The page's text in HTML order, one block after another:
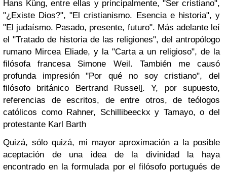
Hans Küng, entre ellas y principalmente, "Ser cristiano",
"¿Existe Dios?","El cristianismo. Esencia e historia", y
"El judaísmo. Pasado, presente, futuro". Más adelante leí
el "Tratado de historia de las religiones", del antropólogo
rumano Mircea Eliade, y la "Carta a un religioso", de la
filósofa francesa Simone Weil. También me causó
profunda impresión"Por qué no soy cristiano", del
filósofo británico Bertrand Russell. Y, por supuesto,
referencias de escritos, de entre otros, de teólogos
católicos como Rahner, Schillibeeckx y Tamayo, o del
protestante Karl Barth
Quizá, sólo quizá, mi mayor aproximación a la posible
aceptación de una idea de la divinidad la haya
encontrado en laformulada por el filósofo portugués de